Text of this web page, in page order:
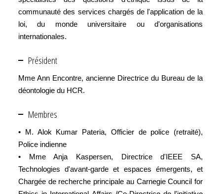
communauté des services chargés de l'application de la
loi, du monde universitaire ou d'organisations
internationales.
Président
Mme Ann Encontre, ancienne Directrice du Bureau de la
déontologie du HCR.
Membres
• M. Alok Kumar Pateria, Officier de police (retraité),
Police indienne
• Mme Anja Kaspersen, Directrice d'IEEE SA,
Technologies d'avant-garde et espaces émergents, et
Chargée de recherche principale au Carnegie Council for